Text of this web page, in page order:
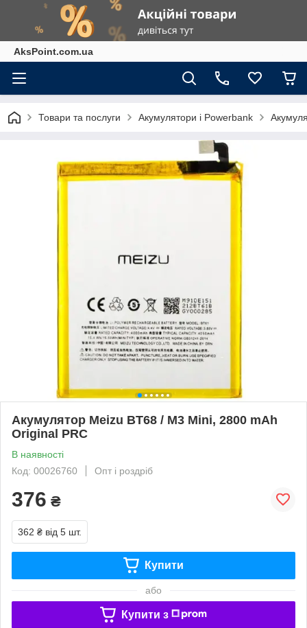
AksPoint.com.ua
Товари та послуги Акумулятори і Powerbank
Акумулятор Meizu BT68 / M3 Mini, 2800 mAh
Original PRC
В наявності
Код: 00026760
Опт і роздріб
376 ₴
362 ₴ від 5 шт.
Купити
або
Купити з